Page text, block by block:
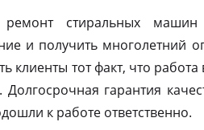
стиральных
и получить многолетний
клиенты тот факт, что
гарантия
к работе ответственно.